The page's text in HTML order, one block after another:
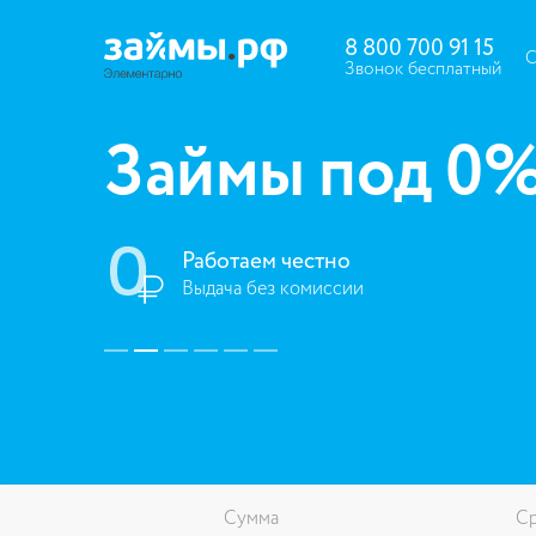
8 800 700 91 15
Звонок бесплатный
Займы под
Работаем честно
Выдача без комиссии
Сумма